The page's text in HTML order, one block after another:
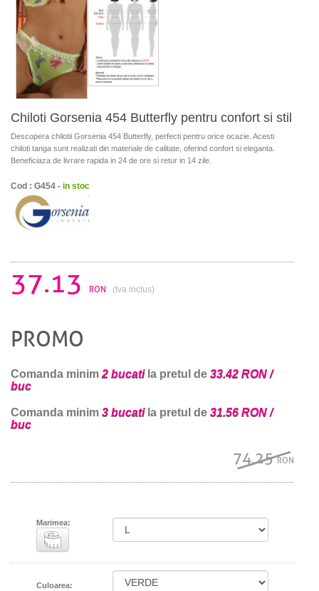
Chiloti Gorsenia 454 Butterfly pentru confort si stil
Descopera chilotii Gorsenia 454 Butterfly, perfecti pentru orice ocazie. Acesti
chiloti tanga sunt realizati din materiale de calitate, oferind confort si eleganta.
Beneficiaza de livrare rapida in 24 de ore si retur in 14 zile.
Cod : G454 - in stoc
37.13 RON (tva inclus)
PROMO
Comanda minim 2 bucatila pretul de 33.42 RON /
buc
Comanda minim 3 bucatila pretul de 31.56 RON /
buc
74.25RON
Marimea:
Culoarea: